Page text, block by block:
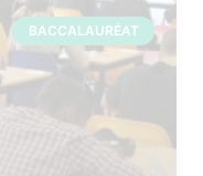
BACCALAURÉAT